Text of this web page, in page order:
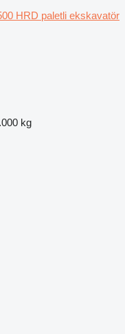
HRD paletli ekskavatör
kg